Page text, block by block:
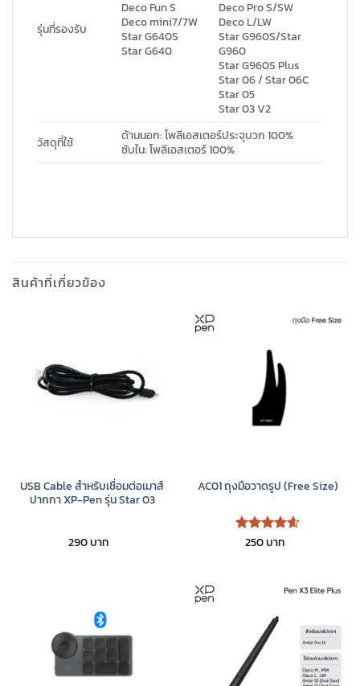
รุ่นที่รองรับ
Deco Fun S
Deco mini7/7W
Star G640S
Star G640
Deco Pro S/SW
Deco L/LW
Star G960S/Star
G960
Star G960S Plus
Star 06 / Star 06C
Star 05
Star 03 V2
วัสดุที่ใช้
ด้านนอก: โพลีเอสเตอร์ประจุบวก 100%
ซับใน: โพลีเอสเตอร์ 100%
สินค้าที่เกี่ยวข้อง
USB Cable สำหรับเชื่อมต่อเมาส์
ปากกา XP-Pen รุ่น Star 03
290
AC01 ถุงมือวาดรูป (Free Size)
ให้คะแนน
250